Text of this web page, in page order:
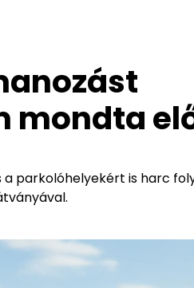
mondta
parkolóhelyekért is harc